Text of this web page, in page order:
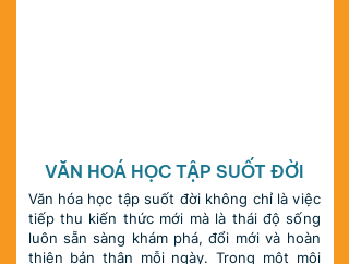
VĂN HOÁ HỌC TẬP SUỐT ĐỜI
Văn hóa học tập suốt đời không chỉ là việc
tiếp thu kiến thức mới mà là thái độ sống
luôn sẵn sàng khám phá, đổi mới và hoàn
thiện bản thân mỗi ngày. Trong một môi